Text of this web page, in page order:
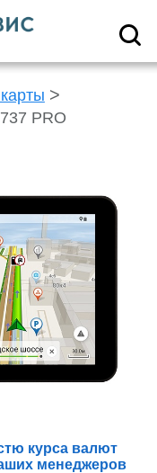
>
PRO
курса валют
менеджеров